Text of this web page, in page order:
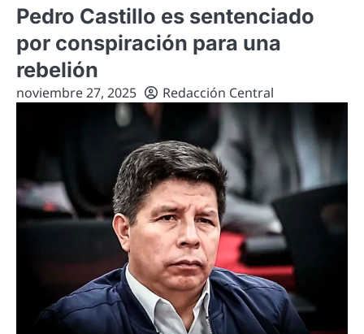
Pedro Castillo es sentenciado
por conspiración para una
rebelión
noviembre 27, 2025 Redacción Central